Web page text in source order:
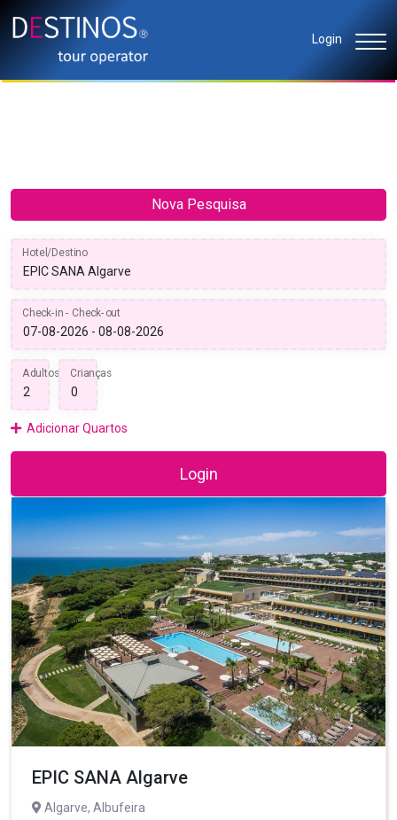
Login
Nova Pesquisa
Hotel/Destino
Check-in - Check-out
Adultos Crianças
Adicionar Quartos
Login
EPIC SANA Algarve
Algarve, Albufeira